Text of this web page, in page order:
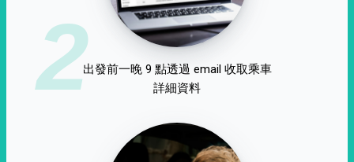
2出發前一晚 9 點透過 email 收取乘車
詳細資料